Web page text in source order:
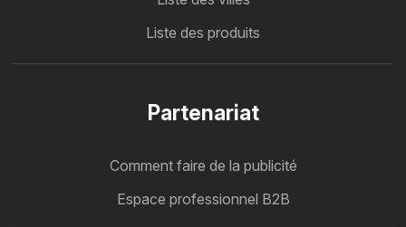
Liste des produits
Partenariat
Comment faire de la publicité
Espace professionnel B2B